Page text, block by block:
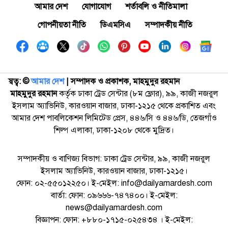
আমার দেশ যোগাযোগ
শর্তাবলি ও নীতিমালা
গোপনীয়তা নীতি
ডিএমসিএ সম্পাদকীয় নীতি
স্বত্ব: ©️আমার দেশ| সম্পাদক ও প্রকাশক, মাহমুদুর রহমান
মাহমুদুর রহমানকর্তৃক ঢাকা ট্রেড সেন্টার (৮ম ফ্লোর), ৯৯, কাজী নজরুল
ইসলাম অ্যাভিনিউ, কারওয়ান বাজার, ঢাকা-১২১৫ থেকে প্রকাশিত এবং
আমার দেশ পাবলিকেশন লিমিটেড প্রেস, ৪৪৬/সি ও ৪৪৬/ডি, তেজগাঁও
শিল্প এলাকা, ঢাকা-১২০৮ থেকে মুদ্রিত।
সম্পাদকীয় ও বাণিজ্য বিভাগ: ঢাকা ট্রেড সেন্টার, ৯৯, কাজী নজরুল
ইসলাম অ্যাভিনিউ, কারওয়ান বাজার, ঢাকা-১২১৫।
ফোন: ০২-৫৫০১২২৫০। ই-মেইল: info@dailyamardesh.com
বার্তা: ফোন: ০৯৬৬৬-৭৪৭৪০০। ই-মেইল:
news@dailyamardesh.com
বিজ্ঞাপন: ফোন: +৮৮০-১৭১৫-০২৫৪৩৪ । ই-মেইল: